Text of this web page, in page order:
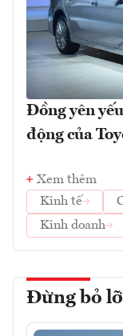
Đồng yên
động của
Xem thêm
Kinh tế
Kinh doanh
Đừng bỏ lỡ